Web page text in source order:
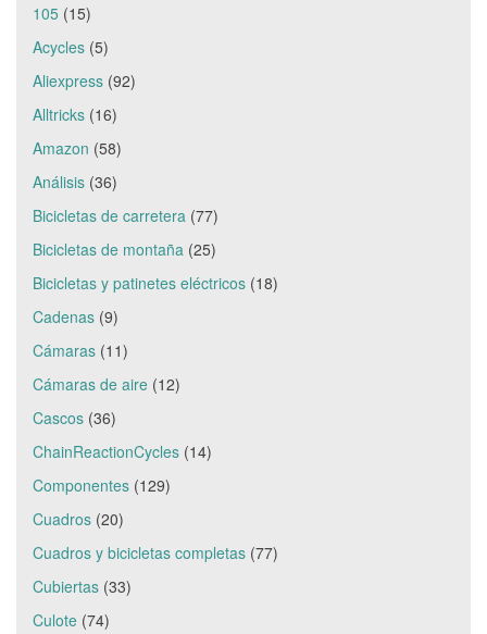
105 (15)
Acycles (5)
Aliexpress (92)
Alltricks (16)
Amazon (58)
Análisis (36)
Bicicletas de carretera (77)
Bicicletas de montaña (25)
Bicicletas y patinetes eléctricos (18)
Cadenas (9)
Cámaras (11)
Cámaras de aire (12)
Cascos (36)
ChainReactionCycles (14)
Componentes (129)
Cuadros (20)
Cuadros y bicicletas completas (77)
Cubiertas (33)
Culote (74)